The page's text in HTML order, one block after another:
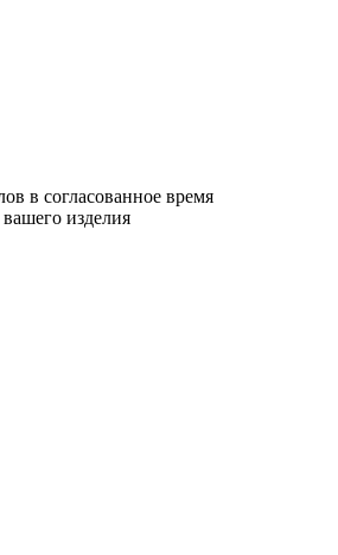
в согласованное время
изделия